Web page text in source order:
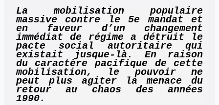
La mobilisation populaire
massive contre le 5e mandat et
en faveur d’un changement
immédiat de régime a détruit le
pacte social autoritaire qui
existait jusque-là. En raison
du caractère pacifique de cette
mobilisation, le pouvoir ne
peut plus agiter la menace du
retour au chaos des années
1990.